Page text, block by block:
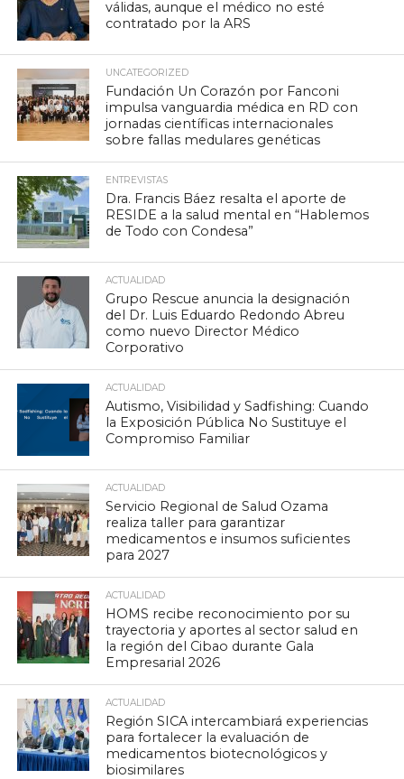
válidas, aunque el médico no esté
contratado por la ARS
UNCATEGORIZED
Fundación Un Corazón por Fanconi
impulsa vanguardia médica en RD con
jornadas científicas internacionales
sobre fallas medulares genéticas
ENTREVISTAS
Dra. Francis Báez resalta el aporte de
RESIDE a la salud mental en “Hablemos
de Todo con Condesa”
ACTUALIDAD
Grupo Rescue anuncia la designación
del Dr. Luis Eduardo Redondo Abreu
como nuevo Director Médico
Corporativo
ACTUALIDAD
Autismo, Visibilidad y Sadfishing: Cuando
la Exposición Pública No Sustituye el
Compromiso Familiar
ACTUALIDAD
Servicio Regional de Salud Ozama
realiza taller para garantizar
medicamentos e insumos suficientes
para 2027
ACTUALIDAD
HOMS recibe reconocimiento por su
trayectoria y aportes al sector salud en
la región del Cibao durante Gala
Empresarial 2026
ACTUALIDAD
Región SICA intercambiará experiencias
para fortalecer la evaluación de
medicamentos biotecnológicos y
biosimilares